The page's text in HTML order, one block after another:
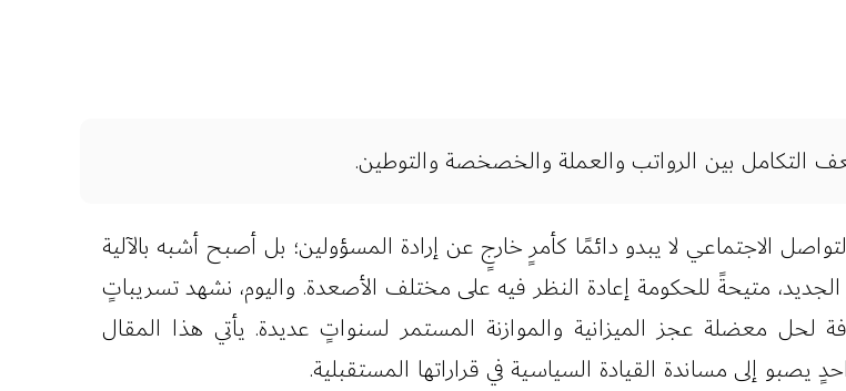
التكامل بين الرواتب والعملة والخصخصة والتوطين.
الاجتماعي لا يبدو دائمًا كأمرٍ خارجٍ عن إرادة المسؤولين؛ بل أصبح أشبه بالآلية
الجديد، متيحةً للحكومة إعادة النظر فيه على مختلف الأصعدة. واليوم، نشهد تسريباتٍ
لحل معضلة عجز الميزانية والموازنة المستمر لسنواتٍ عديدة. يأتي هذا المقال
إلى مساندة القيادة السياسية في قراراتها المستقبلية.